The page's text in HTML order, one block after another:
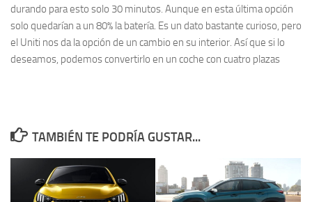
durando para esto solo 30 minutos. Aunque en esta última opción
solo quedarían a un 80% la batería. Es un dato bastante curioso, pero
el Uniti nos da la opción de un cambio en su interior. Así que si lo
deseamos, podemos convertirlo en un coche con cuatro plazas
TAMBIÉN TE PODRÍA GUSTAR...